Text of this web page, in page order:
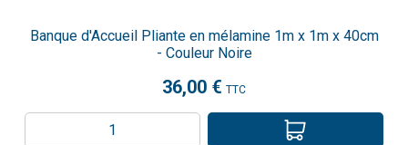
Banque d'Accueil Pliante en mélamine 1m x 1m x 40cm
- Couleur Noire
36,00 € TTC